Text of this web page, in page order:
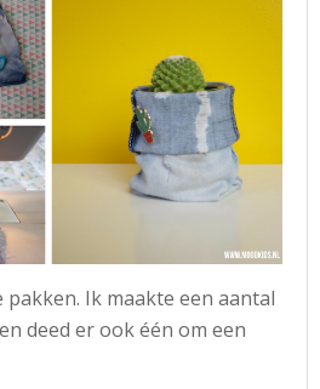
pakken. Ik maakte een aantal
deed er ook één om een